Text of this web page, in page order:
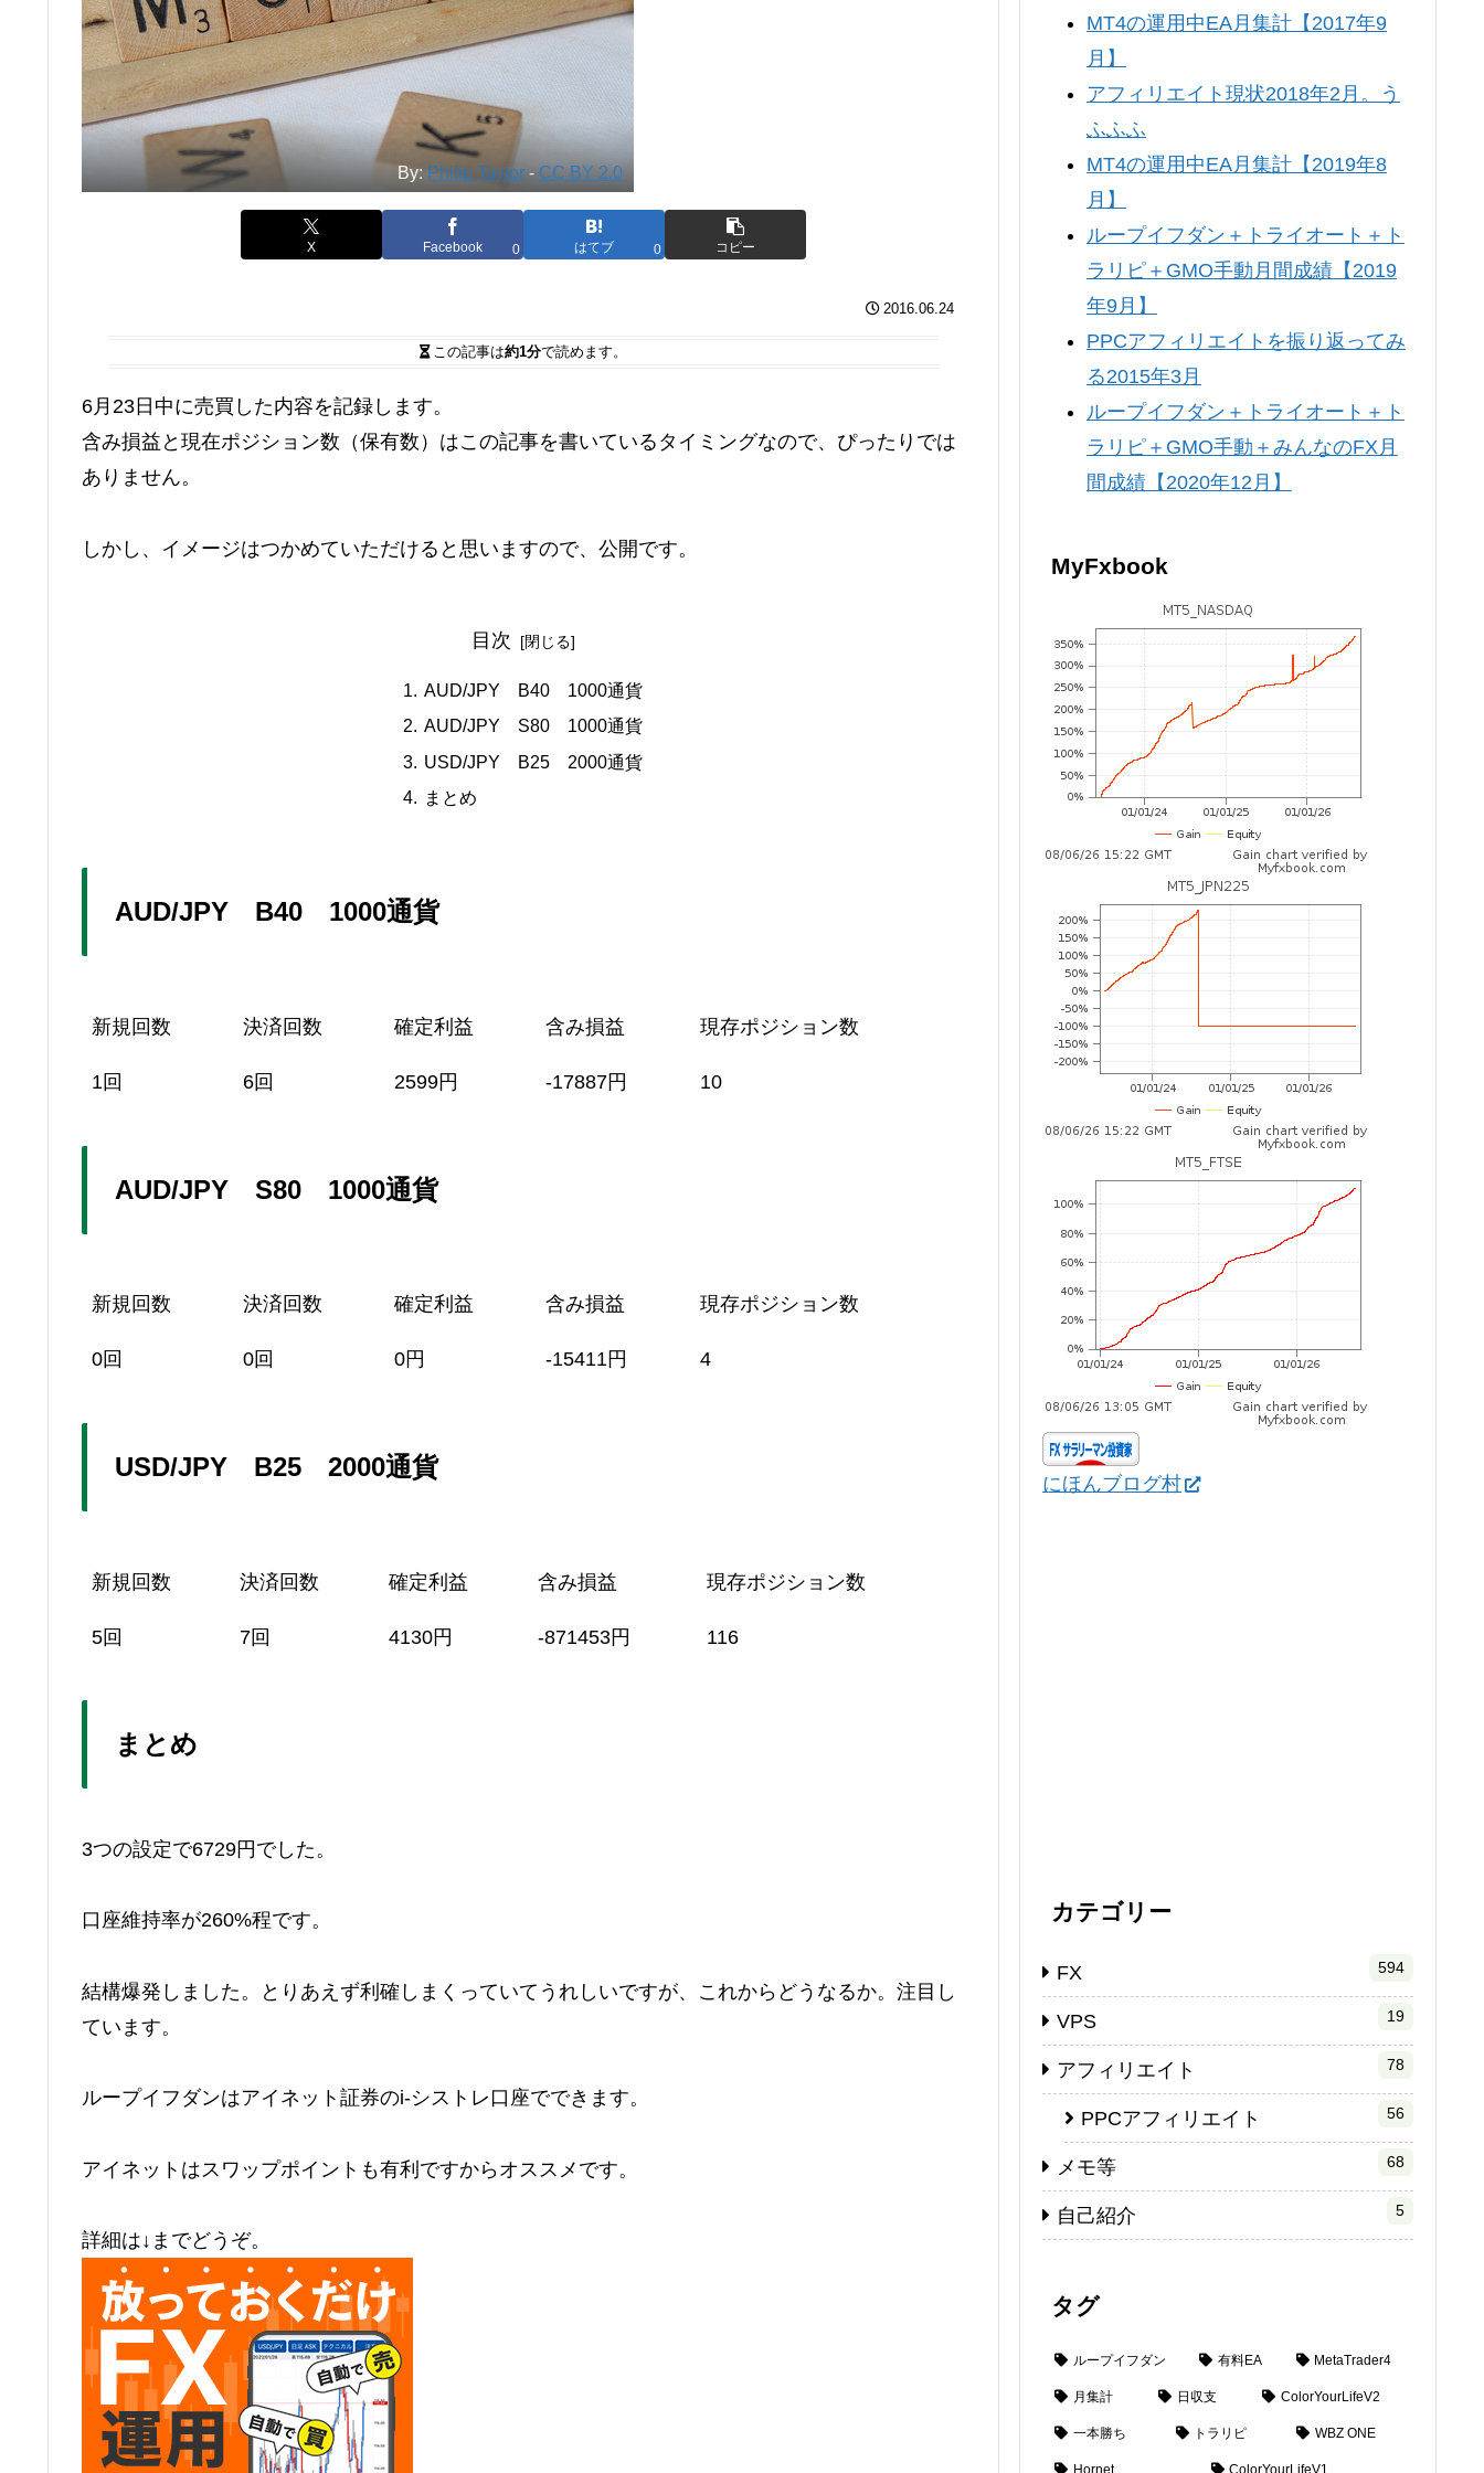
By: Philip Taylor - CC BY 2.0
X Facebook 0 はてブ 0 コピー
2016.06.24
この記事は約1分で読めます。
6月23日中に売買した内容を記録します。
含み損益と現在ポジション数（保有数）はこの記事を書いているタイミングなので、ぴったりでは
ありません。
しかし、イメージはつかめていただけると思いますので、公開です。
目次
AUD/JPY B40 1000通貨
AUD/JPY S80 1000通貨
USD/JPY B25 2000通貨
まとめ
AUD/JPY B40 1000通貨
新規回数 決済回数 確定利益 含み損益 現存ポジション数
1回 6回 2599円 -17887円 10
AUD/JPY S80 1000通貨
新規回数 決済回数 確定利益 含み損益 現存ポジション数
0回 0回 0円 -15411円 4
USD/JPY B25 2000通貨
新規回数 決済回数 確定利益 含み損益 現存ポジション数
5回 7回 4130円 -871453円 116
まとめ
3つの設定で6729円でした。
口座維持率が260%程です。
結構爆発しました。とりあえず利確しまくっていてうれしいですが、これからどうなるか。注目し
ています。
ループイフダンはアイネット証券のi-シストレ口座でできます。
アイネットはスワップポイントも有利ですからオススメです。
詳細は↓までどうぞ。
MT4の運用中EA月集計【2017年9
月】
アフィリエイト現状2018年2月。う
ふふふ
MT4の運用中EA月集計【2019年8
月】
ループイフダン＋トライオート＋ト
ラリピ＋GMO手動月間成績【2019
年9月】
PPCアフィリエイトを振り返ってみ
る2015年3月
ループイフダン＋トライオート＋ト
ラリピ＋GMO手動＋みんなのFX月
間成績【2020年12月】
MyFxbook
にほんブログ村
カテゴリー
FX 594
VPS 19
アフィリエイト 78
PPCアフィリエイト 56
メモ等 68
自己紹介 5
タグ
ループイフダン 有料EA MetaTrader4
月集計 日収支 ColorYourLifeV2
一本勝ち トラリピ WBZ ONE
Hornet ColorYourLifeV1